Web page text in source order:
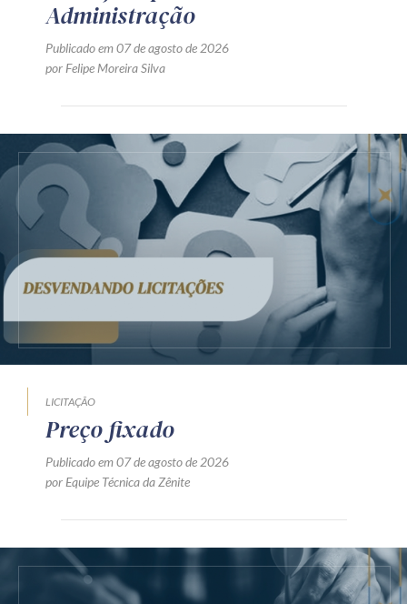
Administração
Publicado em 07 de agosto de 2026
por Felipe Moreira Silva
LICITAÇÃO
Preço fixado
Publicado em 07 de agosto de 2026
por Equipe Técnica da Zênite